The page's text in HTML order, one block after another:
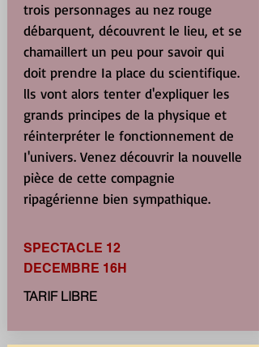
trois personnages au nez rouge
débarquent, découvrent le lieu, et se
chamaillert un peu pour savoir qui
doit prendre Ia place du scientifique.
lls vont alors tenter d'expliquer les
grands principes de la physique et
réinterpréter le fonctionnement de
I'univers. Venez découvrir la nouvelle
pièce de cette compagnie
ripagérienne bien sympathique.
SPECTACLE 12
DECEMBRE 16H
TARIF LIBRE